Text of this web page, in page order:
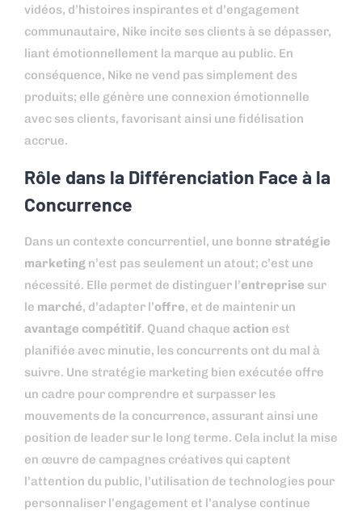
vidéos, d’histoires inspirantes et d’engagement
communautaire, Nike incite ses clients à se dépasser,
liant émotionnellement la marque au public. En
conséquence, Nike ne vend pas simplement des
produits; elle génère une connexion émotionnelle
avec ses clients, favorisant ainsi une fidélisation
accrue.
Rôle dans la Différenciation Face à la
Concurrence
Dans un contexte concurrentiel, une bonne stratégie
marketing n’est pas seulement un atout; c’est une
nécessité. Elle permet de distinguer l’entreprise sur
le marché, d’adapter l’offre, et de maintenir un
avantage compétitif. Quand chaque action est
planifiée avec minutie, les concurrents ont du mal à
suivre. Une stratégie marketing bien exécutée offre
un cadre pour comprendre et surpasser les
mouvements de la concurrence, assurant ainsi une
position de leader sur le long terme. Cela inclut la mise
en œuvre de campagnes créatives qui captent
l’attention du public, l’utilisation de technologies pour
personnaliser l’engagement et l’analyse continue